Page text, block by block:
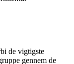
de vigtigste
gennem de